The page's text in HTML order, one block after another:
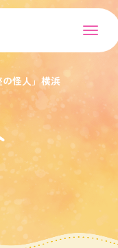
怪人」横浜